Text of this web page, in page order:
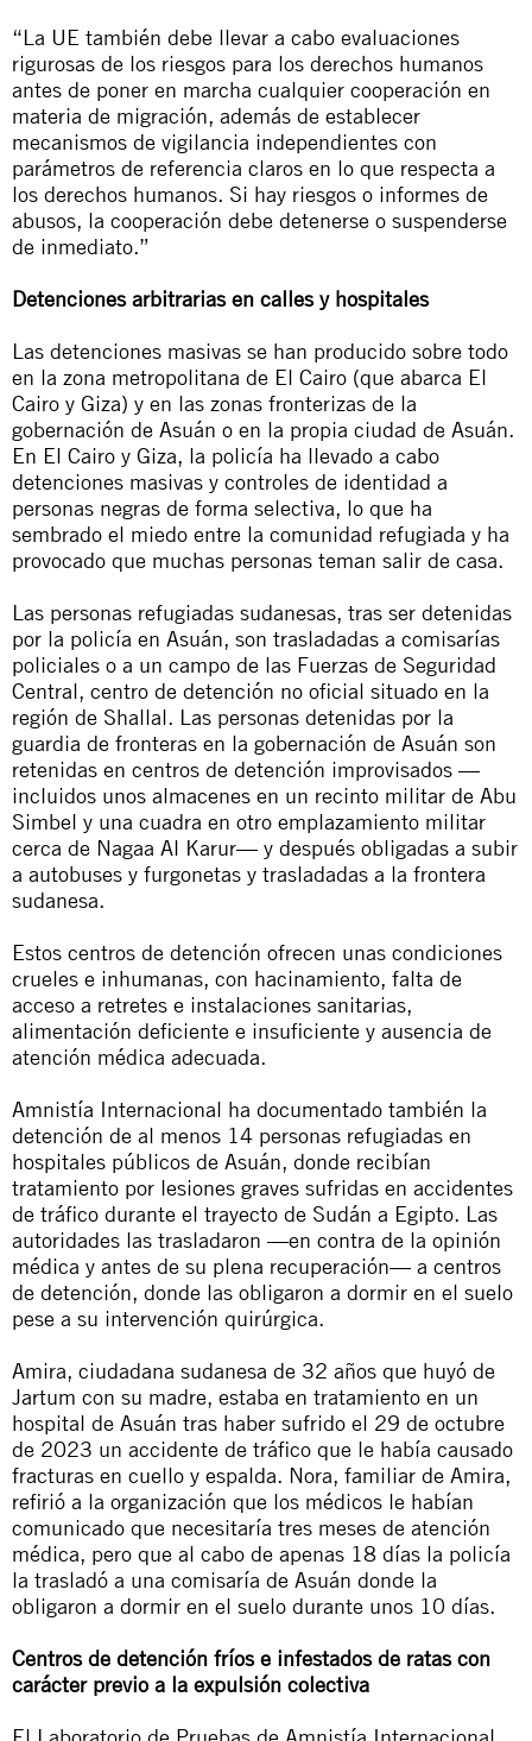
“La UE también debe llevar a cabo evaluaciones
rigurosas de los riesgos para los derechos humanos
antes de poner en marcha cualquier cooperación en
materia de migración, además de establecer
mecanismos de vigilancia independientes con
parámetros de referencia claros en lo que respecta a
los derechos humanos. Si hay riesgos o informes de
abusos, la cooperación debe detenerse o suspenderse
de inmediato.”
Detenciones arbitrarias en calles y hospitales
Las detenciones masivas se han producido sobre todo
en la zona metropolitana de El Cairo (que abarca El
Cairo y Giza) y en las zonas fronterizas de la
gobernación de Asuán o en la propia ciudad de Asuán.
En El Cairo y Giza, la policía ha llevado a cabo
detenciones masivas y controles de identidad a
personas negras de forma selectiva, lo que ha
sembrado el miedo entre la comunidad refugiada y ha
provocado que muchas personas teman salir de casa.
Las personas refugiadas sudanesas, tras ser detenidas
por la policía en Asuán, son trasladadas a comisarías
policiales o a un campo de las Fuerzas de Seguridad
Central, centro de detención no oficial situado en la
región de Shallal. Las personas detenidas por la
guardia de fronteras en la gobernación de Asuán son
retenidas en centros de detención improvisados —
incluidos unos almacenes en un recinto militar de Abu
Simbel y una cuadra en otro emplazamiento militar
cerca de Nagaa Al Karur— y después obligadas a subir
a autobuses y furgonetas y trasladadas a la frontera
sudanesa.
Estos centros de detención ofrecen unas condiciones
crueles e inhumanas, con hacinamiento, falta de
acceso a retretes e instalaciones sanitarias,
alimentación deficiente e insuficiente y ausencia de
atención médica adecuada.
Amnistía Internacional ha documentado también la
detención de al menos 14 personas refugiadas en
hospitales públicos de Asuán, donde recibían
tratamiento por lesiones graves sufridas en accidentes
de tráfico durante el trayecto de Sudán a Egipto. Las
autoridades las trasladaron —en contra de la opinión
médica y antes de su plena recuperación— a centros
de detención, donde las obligaron a dormir en el suelo
pese a su intervención quirúrgica.
Amira, ciudadana sudanesa de 32 años que huyó de
Jartum con su madre, estaba en tratamiento en un
hospital de Asuán tras haber sufrido el 29 de octubre
de 2023 un accidente de tráfico que le había causado
fracturas en cuello y espalda. Nora, familiar de Amira,
refirió a la organización que los médicos le habían
comunicado que necesitaría tres meses de atención
médica, pero que al cabo de apenas 18 días la policía
la trasladó a una comisaría de Asuán donde la
obligaron a dormir en el suelo durante unos 10 días.
Centros de detención fríos e infestados de ratas con
carácter previo a la expulsión colectiva